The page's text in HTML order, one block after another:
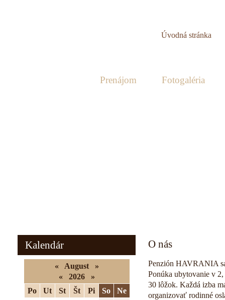
Úvodná stránka
Prenájom Fotogaléria
Kalendár
« August
»
«
2026
»
Po
Ut St Št Pi So
Ne
O nás
Penzión HAVRANIA
Ponúka ubytovanie v
30 lôžok. Každá izba
organizovať rodinné